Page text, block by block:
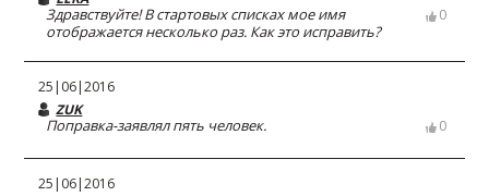
Здравствуйте! В стартовых списках мое имя
отображается несколько раз. Как это исправить?
0
25|06|2016
ZUK
Поправка-заявлял пять человек. 0
25|06|2016